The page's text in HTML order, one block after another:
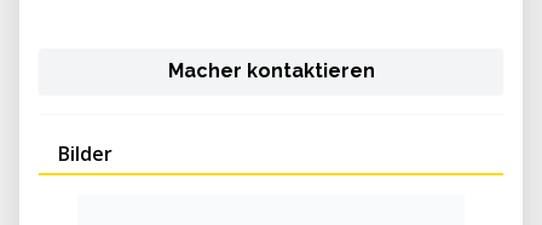
Macher kontaktieren
Bilder